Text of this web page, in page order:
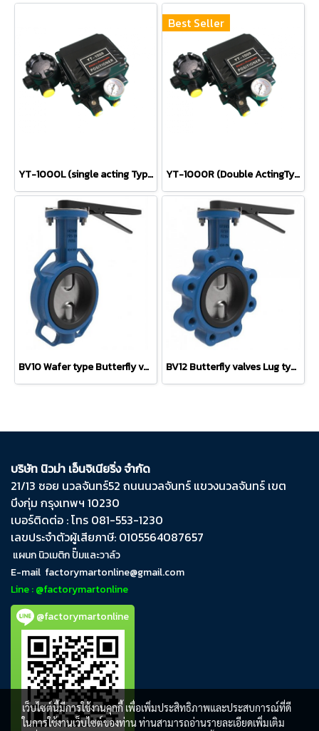
YT-1000L (single acting Type) positioner
Best Seller
YT-1000R (Double ActingType) positioner
BV10 Wafer type Butterfly valves BELVEN BV12 Butterfly valves Lug type BELVEN
บริษัท นิวม่า เอ็นจิเนียริ่ง จำกัด
21/13 ซอย นวลจันทร์​52 ถนน​นวลจันทร์​ แขวง​นวลจันทร์​ เขต​
บึงกุ่ม​ กรุงเทพฯ​ 10230
เบอร์ติดต่อ : โทร 081-553-1230
เลขประจำตัวผู้เสียภาษี: 0105564087657
แผนก นิวเมติก ปั๊มและวาล์ว
E-mail factorymartonline@gmail.com
Line : @factorymartonline
@factorymartonline
เว็บไซต์นี้มีการใช้งานคุกกี้ เพื่อเพิ่มประสิทธิภาพและประสบการณ์ที่ดี
ในการใช้งานเว็บไซต์ของท่าน ท่านสามารถอ่านรายละเอียดเพิ่มเติม